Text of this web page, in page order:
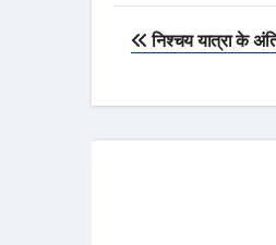
Post
निश्चय यात्रा के